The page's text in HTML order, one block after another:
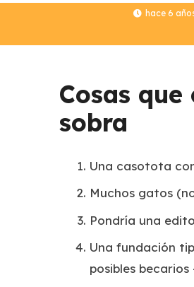
hace 6
Cosas
sobra
Una casotota
Muchos gatos
Pondría una
Una fundación
posibles